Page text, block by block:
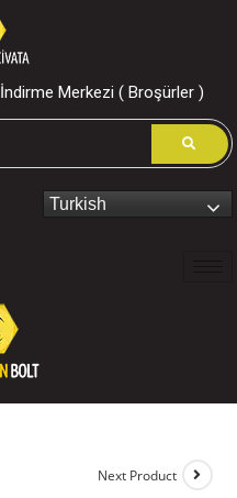
İndirme Merkezi ( Broşürler )
Turkish
Next Product